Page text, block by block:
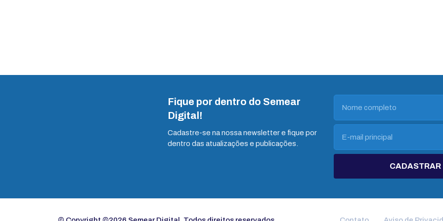
Fique por dentro do Semear
Digital!
Cadastre-se na nossa newsletter e fique por
dentro das atualizações e publicações.
CADASTRAR